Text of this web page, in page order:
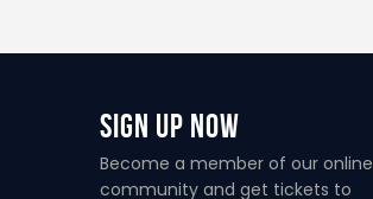
Sign Up Now
Become a member of our online
community and get tickets to